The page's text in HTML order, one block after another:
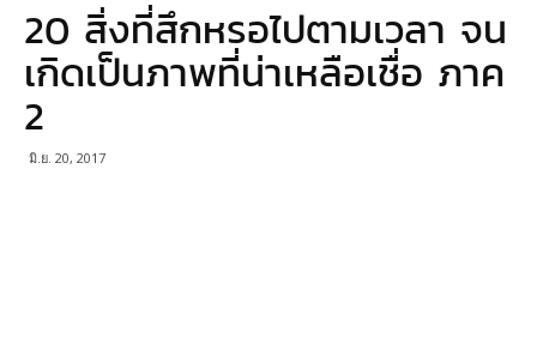
มายา
20 สิ่งที่สึกหรอไปตามเวลา จน
เกิดเป็นภาพที่น่าเหลือเชื่อ ภาค
2
มิ.ย. 20, 2017